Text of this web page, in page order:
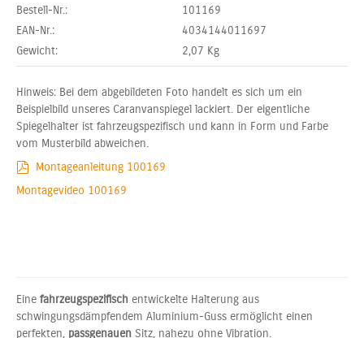
Bestell-Nr.:
101169
EAN-Nr.:
4034144011697
Gewicht:
2,07 Kg
Hinweis: Bei dem abgebildeten Foto handelt es sich um ein
Beispielbild unseres Caranvanspiegel lackiert. Der eigentliche
Spiegelhalter ist fahrzeugspezifisch und kann in Form und Farbe
vom Musterbild abweichen.
Montageanleitung 100169
Montagevideo 100169
Eine fahrzeugspezifisch entwickelte Halterung aus
schwingungsdämpfendem Aluminium-Guss ermöglicht einen
perfekten, passgenauen Sitz, nahezu ohne Vibration.